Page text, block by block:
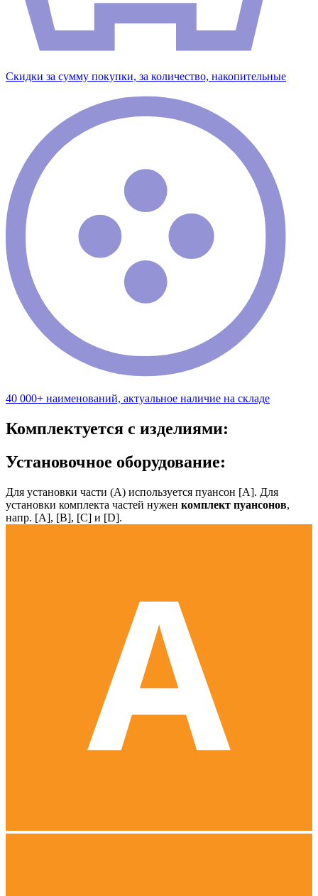
Скидки за сумму покупки, за количество, накопительные
40 000+ наименований, актуальное наличие на складе
Комплектуется с изделиями:
Установочное оборудование:
Для установки части (А) используется пуансон [А]. Для
установки комплекта частей нужен комплект пуансонов,
напр. [А], [B], [С] и [D].